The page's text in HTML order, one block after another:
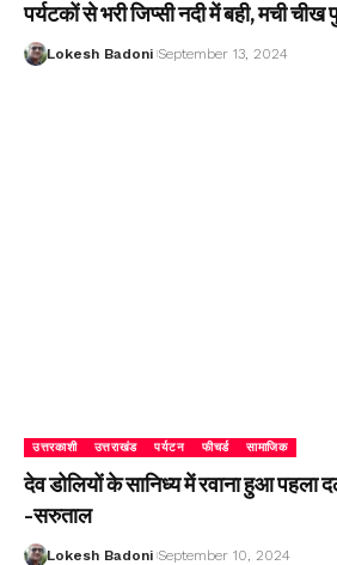
पर्यटकों से भरी जिप्सी नदी में बही, मची चीख
Lokesh Badoni September 13, 2024
उत्तरकाशी उत्तराखंड पर्यटन फीचर्ड सामाजिक
देव डोलियों के सानिध्य में रवाना हुआ
-सरुताल
Lokesh Badoni September 10, 2024